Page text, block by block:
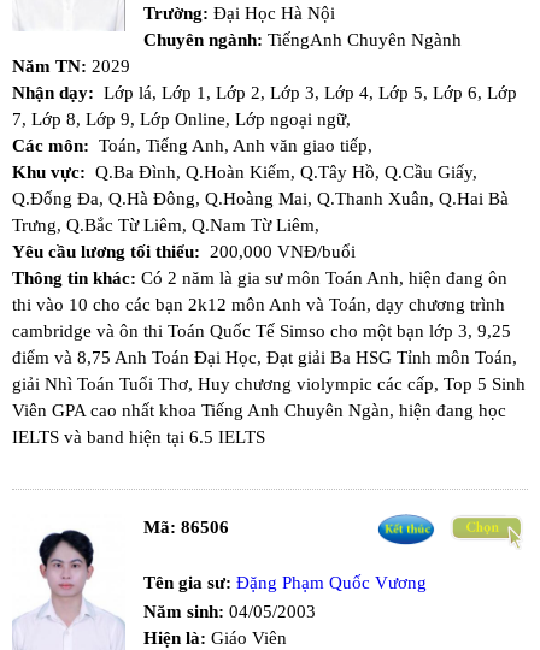
Trường: Đại Học Hà Nội
Chuyên ngành: TiếngAnh Chuyên Ngành
Năm TN: 2029
Nhận dạy: Lớp lá, Lớp 1, Lớp 2, Lớp 3, Lớp 4, Lớp 5, Lớp 6, Lớp
7, Lớp 8, Lớp 9, Lớp Online, Lớp ngoại ngữ,
Các môn: Toán, Tiếng Anh, Anh văn giao tiếp,
Khu vực: Q.Ba Đình, Q.Hoàn Kiếm, Q.Tây Hồ, Q.Cầu Giấy,
Q.Đống Đa, Q.Hà Đông, Q.Hoàng Mai, Q.Thanh Xuân, Q.Hai Bà
Trưng, Q.Bắc Từ Liêm, Q.Nam Từ Liêm,
Yêu cầu lương tối thiểu:
200,000 VNĐ/buổi
Thông tin khác: Có 2 năm là gia sư môn Toán Anh, hiện đang ôn
thi vào 10 cho các bạn 2k12 môn Anh và Toán, dạy chương trình
cambridge và ôn thi Toán Quốc Tế Simso cho một bạn lớp 3, 9,25
điểm và 8,75 Anh Toán Đại Học, Đạt giải Ba HSG Tỉnh môn Toán,
giải Nhì Toán Tuổi Thơ, Huy chương violympic các cấp, Top 5 Sinh
Viên GPA cao nhất khoa Tiếng Anh Chuyên Ngàn, hiện đang học
IELTS và band hiện tại 6.5 IELTS
Mã: 86506
Tên gia sư: Đặng Phạm Quốc Vương
Năm sinh: 04/05/2003
Hiện là: Giáo Viên